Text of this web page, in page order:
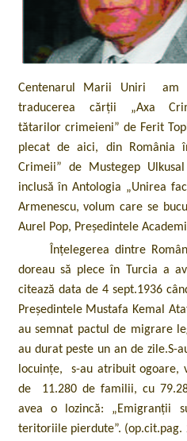
Centenarul Marii Uniri am
traducerea cărții „Axa
tătarilor crimeieni” de Ferit
plecat de aici, din România
Crimeii” de Mustegep
inclusă în Antologia „Unirea
Armenescu, volum care se
Aurel Pop, Președintele
Înțelegerea dintre
doreau să plece în Turcia a
citează data de 4 sept.1936
Președintele Mustafa Kemal
au semnat pactul de migrare
au durat peste un an de zile.S-
locuințe, s-au atribuit ogoare,
de 11.280 de familii, cu
avea o lozincă: „Emigranții
teritoriile pierdute”. (op.cit.pag.